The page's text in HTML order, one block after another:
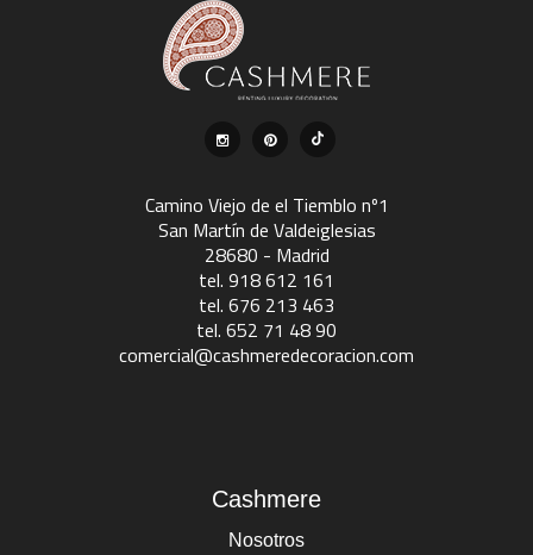
Camino Viejo de el Tiemblo nº1
San Martín de Valdeiglesias
28680 - Madrid
tel. 918 612 161
tel. 676 213 463
tel. 652 71 48 90
comercial@cashmeredecoracion.com
Cashmere
Nosotros